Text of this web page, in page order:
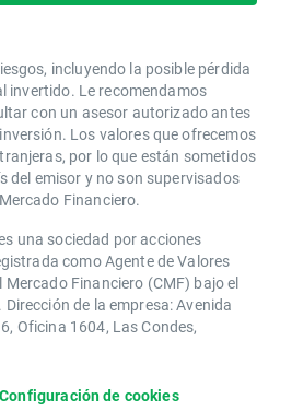
incluyendo la posible pérdida
invertido. Le recomendamos
con un asesor autorizado antes
Los valores que ofrecemos
por lo que están sometidos
del emisor y no son supervisados
Financiero.
una sociedad por acciones
como Agente de Valores
Financiero (CMF) bajo el
de la empresa: Avenida
Oficina 1604, Las Condes,
Configuración de cookies